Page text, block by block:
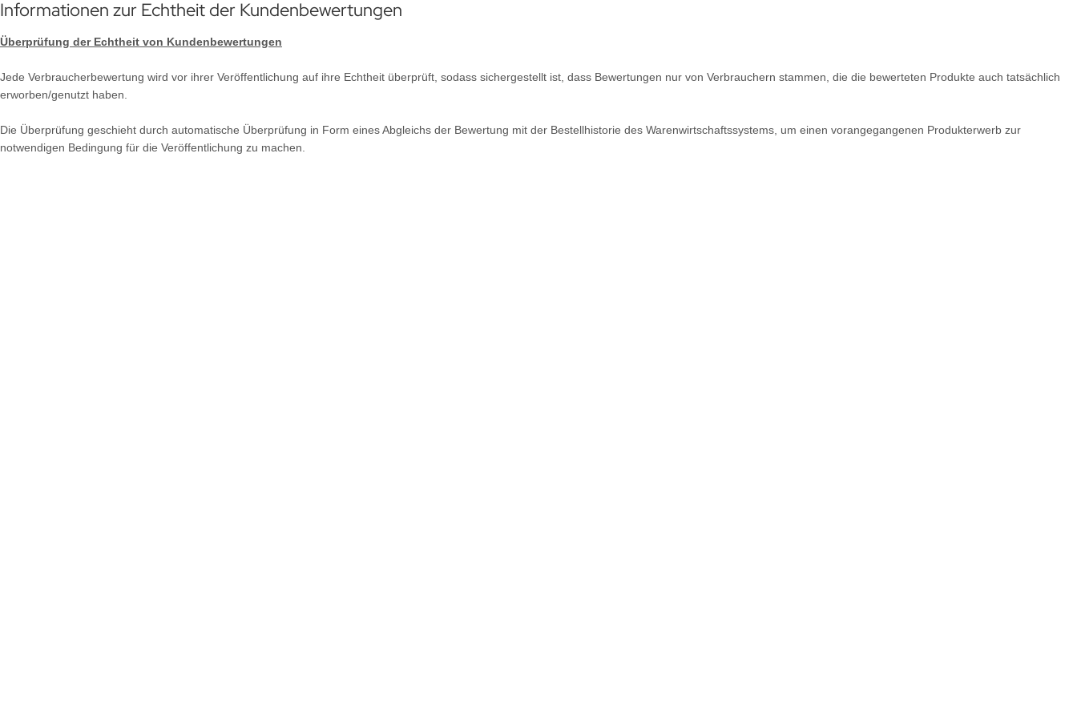
Informationen zur Echtheit der Kundenbewertungen
Überprüfung der Echtheit von Kundenbewertungen
Jede Verbraucherbewertung wird vor ihrer Veröffentlichung auf ihre Echtheit überprüft, sodass sichergestellt ist, dass Bewertungen nur von Verbrauchern stammen, die die bewerteten Produkte auch tatsächlich
erworben/genutzt haben.
Die Überprüfung geschieht durch automatische Überprüfung in Form eines Abgleichs der Bewertung mit der Bestellhistorie des Warenwirtschaftssystems, um einen vorangegangenen Produkterwerb zur
notwendigen Bedingung für die Veröffentlichung zu machen.